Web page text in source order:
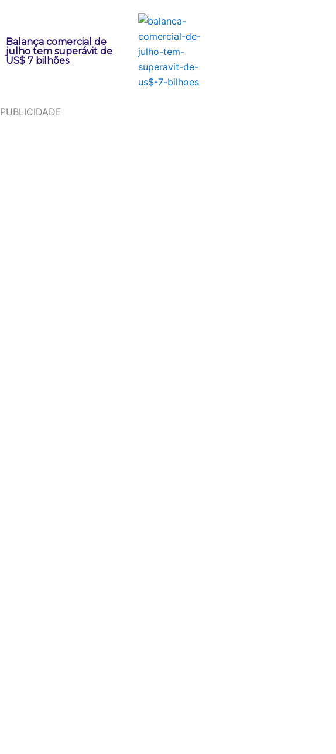
Balança comercial de
julho tem superávit de
US$ 7 bilhões
PUBLICIDADE